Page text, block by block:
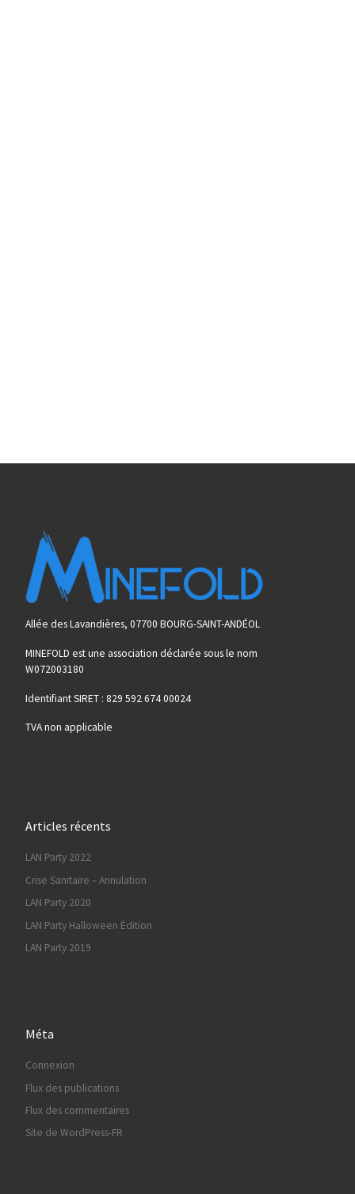
Allée des Lavandières, 07700 BOURG-SAINT-ANDÉOL
MINEFOLD est une association déclarée sous le nom
W072003180
Identifiant SIRET : 829 592 674 00024
TVA non applicable
Articles récents
LAN Party 2022
Crise Sanitaire – Annulation
LAN Party 2020
LAN Party Halloween Édition
LAN Party 2019
Méta
Connexion
Flux des publications
Flux des commentaires
Site de WordPress-FR